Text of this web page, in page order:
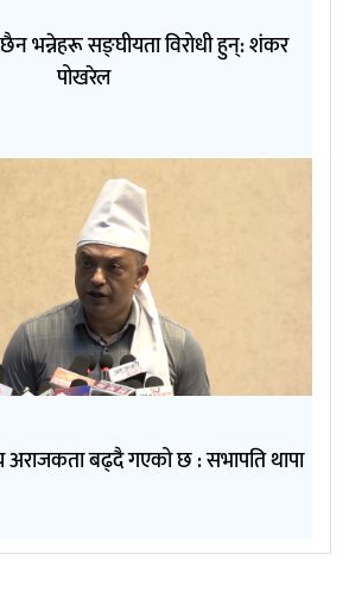
भन्नेहरू सङ्घीयता विरोधी हुन्: शंकर
पोखरेल
बढ्दै गएको छ : सभापति थापा